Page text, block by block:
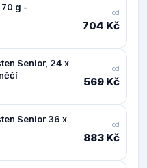
g -
od
704 Kč
Senior, 24 x
od
569 Kč
Senior 36 x
od
883 Kč